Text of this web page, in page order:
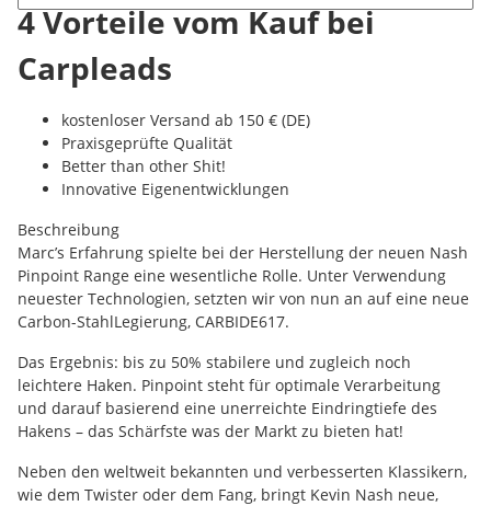
4 Vorteile vom Kauf bei
Carpleads
kostenloser Versand ab 150 € (DE)
Praxisgeprüfte Qualität
Better than other Shit!
Innovative Eigenentwicklungen
Beschreibung
Marc’s Erfahrung spielte bei der Herstellung der neuen Nash
Pinpoint Range eine wesentliche Rolle. Unter Verwendung
neuester Technologien, setzten wir von nun an auf eine neue
Carbon-StahlLegierung, CARBIDE617.
Das Ergebnis: bis zu 50% stabilere und zugleich noch
leichtere Haken. Pinpoint steht für optimale Verarbeitung
und darauf basierend eine unerreichte Eindringtiefe des
Hakens – das Schärfste was der Markt zu bieten hat!
Neben den weltweit bekannten und verbesserten Klassikern,
wie dem Twister oder dem Fang, bringt Kevin Nash neue,